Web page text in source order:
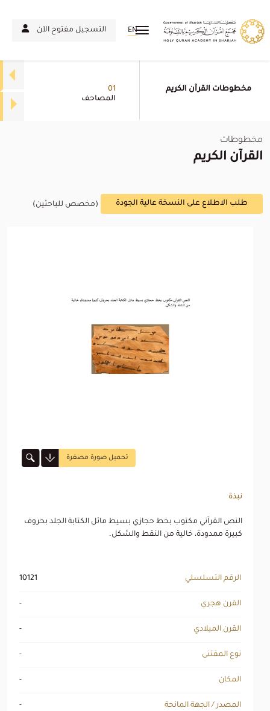
التسجيل مفتوح الآن EN
مخطوطات القرآن الكريم
01
المصاحف
مخطوطات
القرآن الكريم
(مخصص للباحثين) طلب الاطلاع على النسخة عالية الجودة
تحميل صورة مصغرة
نبذة
النص القرآني مكتوب بخط حجازي بسيط مائل الكتابة الجلد بحروف
كبيرة ممدودة، خالية من النقط والشكل.
10121 الرقم التسلسلي
- القرن هجري
- القرن الميلادي
- نوع المقتنى
- المكان
- المصدر / الجهة المانحة